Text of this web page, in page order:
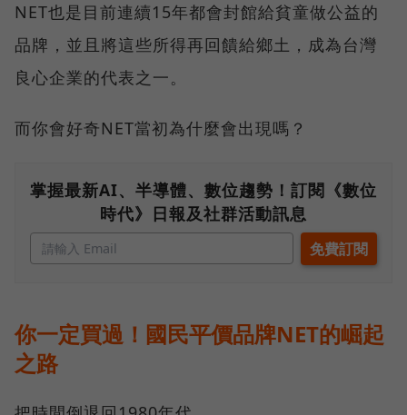
NET也是目前連續15年都會封館給貧童做公益的
品牌，並且將這些所得再回饋給鄉土，成為台灣
良心企業的代表之一。
而你會好奇NET當初為什麼會出現嗎？
掌握最新AI、半導體、數位趨勢！訂閱《數位
時代》日報及社群活動訊息
你一定買過！國民平價品牌NET的崛起
之路